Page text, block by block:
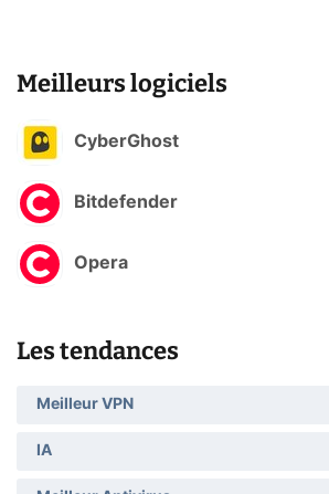
Meilleurs logiciels
CyberGhost
Bitdefender
Opera
Les tendances
Meilleur VPN
IA